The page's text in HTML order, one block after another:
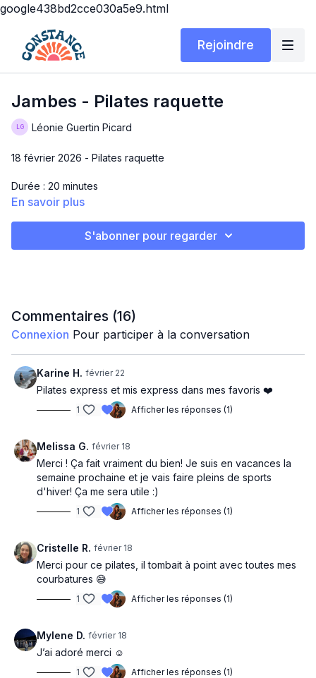
google438bd2cce030a5e9.html
Rejoindre
Jambes - Pilates raquette
Léonie Guertin Picard
18 février 2026 - Pilates raquette
Durée : 20 minutes
Clamshell
Squat pulse
Standing leg lift
Flexion avant debout
Roll up
Fente talon haut
Chaise pulse
Bonne pratique :)
En savoir plus
S'abonner pour regarder
Commentaires (16)
Connexion Pour participer à la conversation
Karine H. février 22
Pilates express et mis express dans mes favoris ❤️
1 Afficher les réponses (1)
Melissa G. février 18
Merci ! Ça fait vraiment du bien! Je suis en vacances la
semaine prochaine et je vais faire pleins de sports
d'hiver! Ça me sera utile :)
1 Afficher les réponses (1)
Cristelle R. février 18
Merci pour ce pilates, il tombait à point avec toutes mes
courbatures 😅
1 Afficher les réponses (1)
Mylene D. février 18
J’ai adoré merci ☺️
1 Afficher les réponses (1)